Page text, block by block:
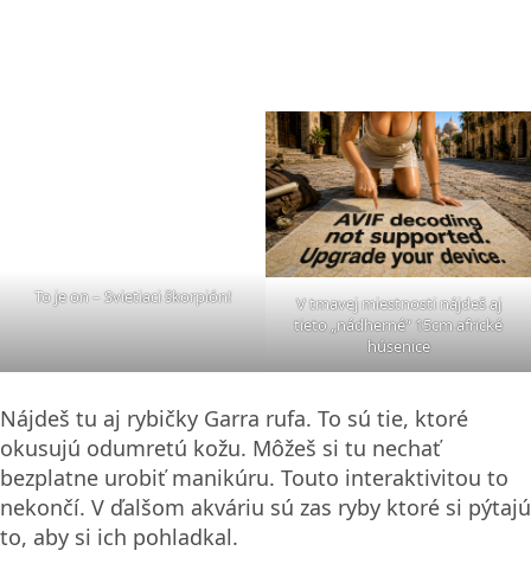
To je on – Svietiaci škorpión!
V tmavej miestnosti nájdeš aj
tieto „nádherné“ 15cm africké
húsenice
Nájdeš tu aj rybičky Garra rufa. To sú tie, ktoré
okusujú odumretú kožu. Môžeš si tu nechať
bezplatne urobiť manikúru. Touto interaktivitou to
nekončí. V ďalšom akváriu sú zas ryby ktoré si pýtajú
to, aby si ich pohladkal.